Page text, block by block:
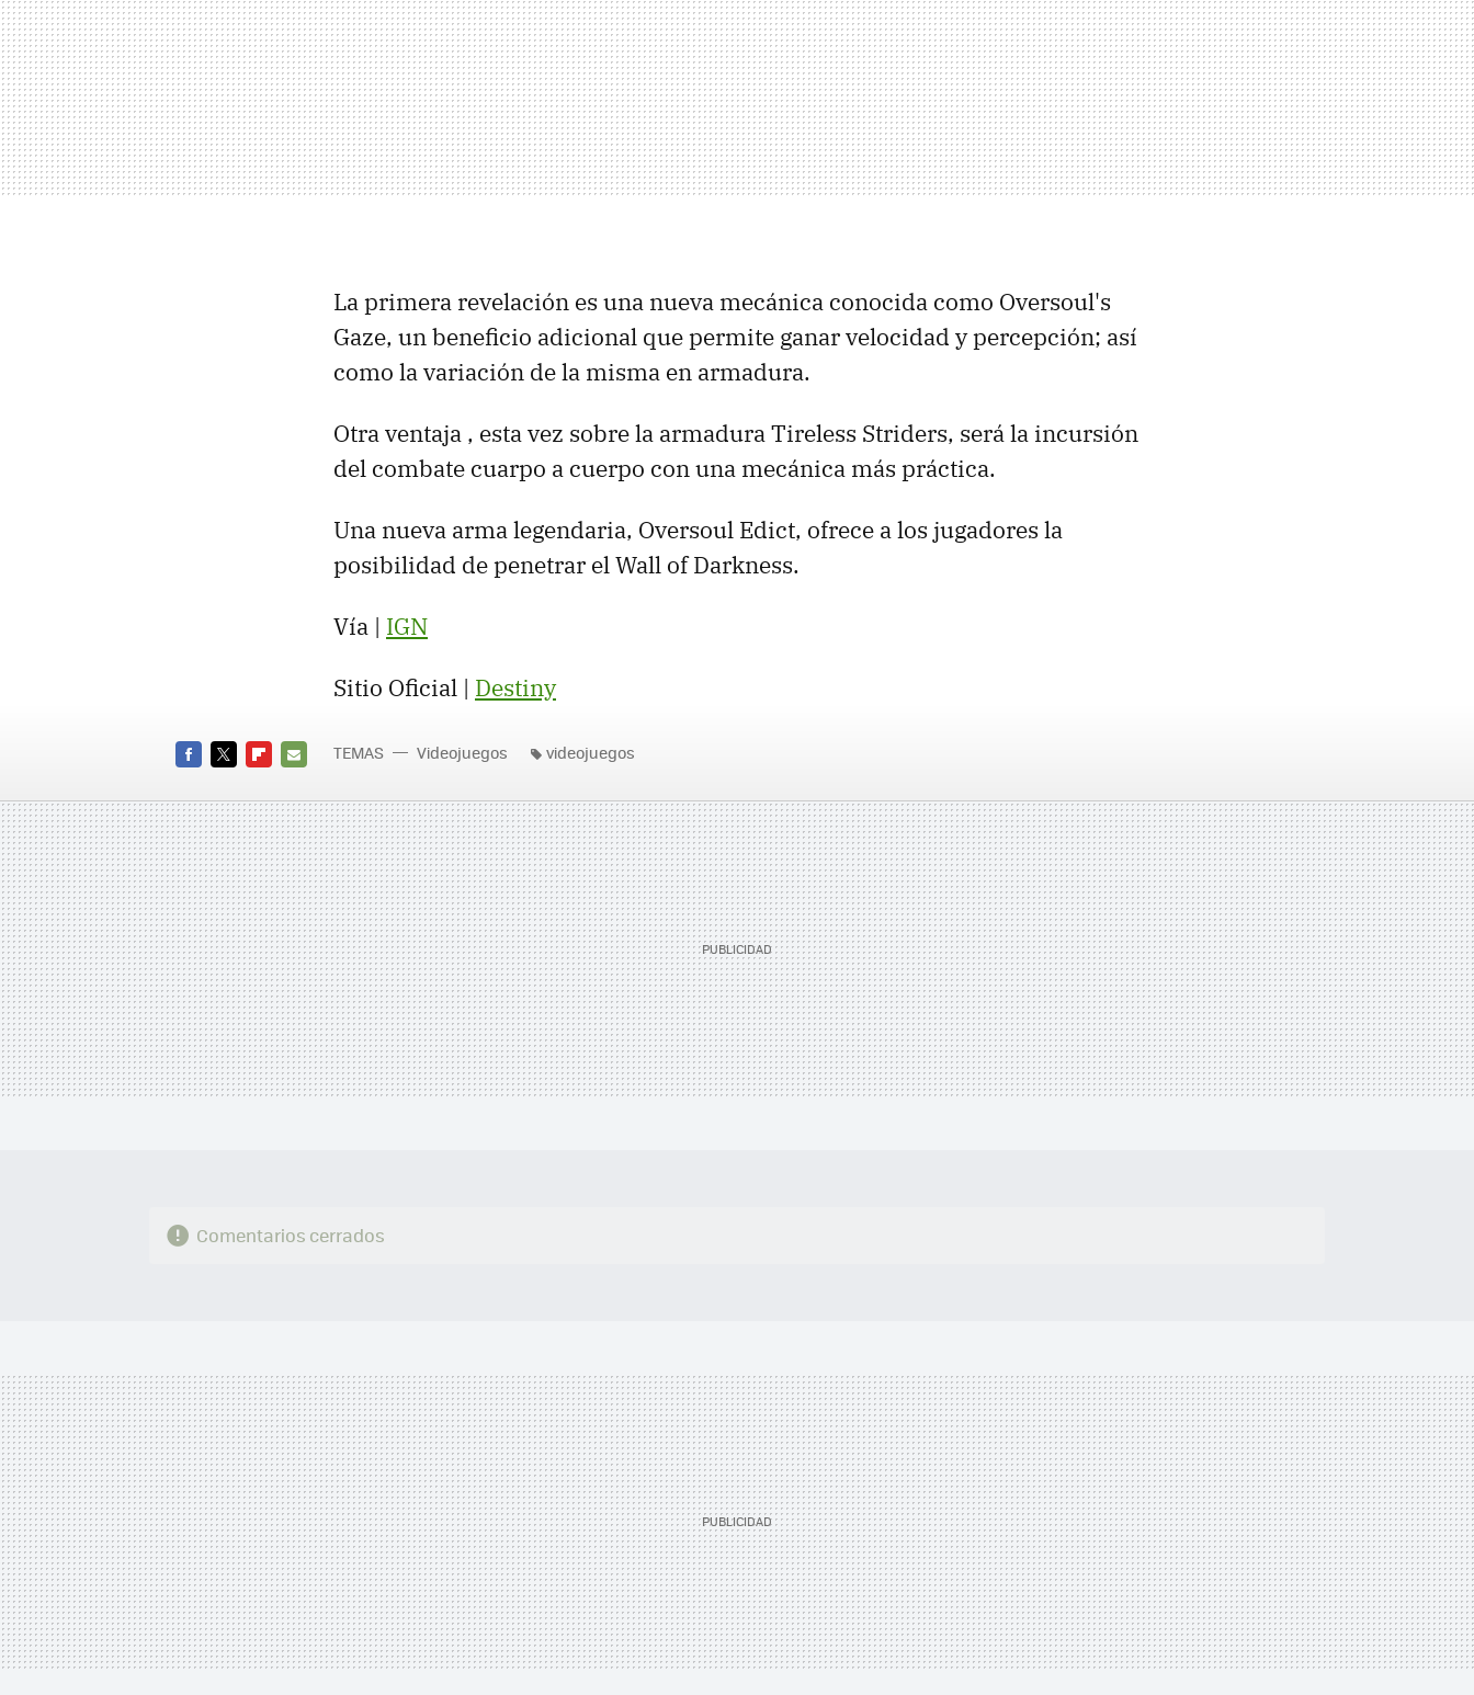
La primera revelación es una nueva mecánica conocida como Oversoul's
Gaze, un beneficio adicional que permite ganar velocidad y percepción; así
como la variación de la misma en armadura.
Otra ventaja , esta vez sobre la armadura Tireless Striders, será la incursión
del combate cuarpo a cuerpo con una mecánica más práctica.
Una nueva arma legendaria, Oversoul Edict, ofrece a los jugadores la
posibilidad de penetrar el Wall of Darkness.
Vía | IGN
Sitio Oficial | Destiny
MAIL
TEMAS Videojuegos videojuegos
Comentarios cerrados